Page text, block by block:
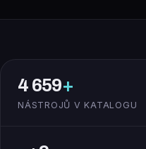
4 659+
NÁSTROJŮ V KATALOGU